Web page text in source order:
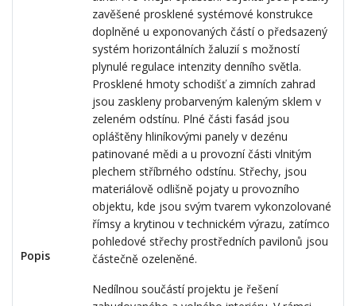
Popis
zavěšené prosklené systémové konstrukce
doplněné u exponovaných částí o předsazený
systém horizontálních žaluzií s možností
plynulé regulace intenzity denního světla.
Prosklené hmoty schodišť a zimních zahrad
jsou zaskleny probarveným kaleným sklem v
zeleném odstínu. Plné části fasád jsou
opláštěny hliníkovými panely v dezénu
patinované mědi a u provozní části vlnitým
plechem stříbrného odstínu. Střechy, jsou
materiálově odlišně pojaty u provozního
objektu, kde jsou svým tvarem vykonzolované
římsy a krytinou v technickém výrazu, zatímco
pohledové střechy prostředních pavilonů jsou
částečně ozeleněné.
Nedílnou součástí projektu je řešení